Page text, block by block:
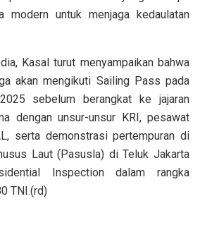
modern untuk menjaga kedaulatan
Kasal turut menyampaikan bahwa
akan mengikuti Sailing Pass pada
sebelum berangkat ke jajaran
dengan unsur-unsur KRI, pesawat
serta demonstrasi pertempuran di
Laut (Pasusla) di Teluk Jakarta
Inspection dalam rangka
TNI.(rd)